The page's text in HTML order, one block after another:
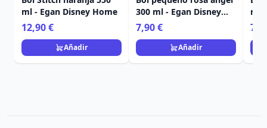
ml - Egan Disney Home
12,90 €
Añadir
300 ml - Egan Disney
Home
7,90 €
Añadir